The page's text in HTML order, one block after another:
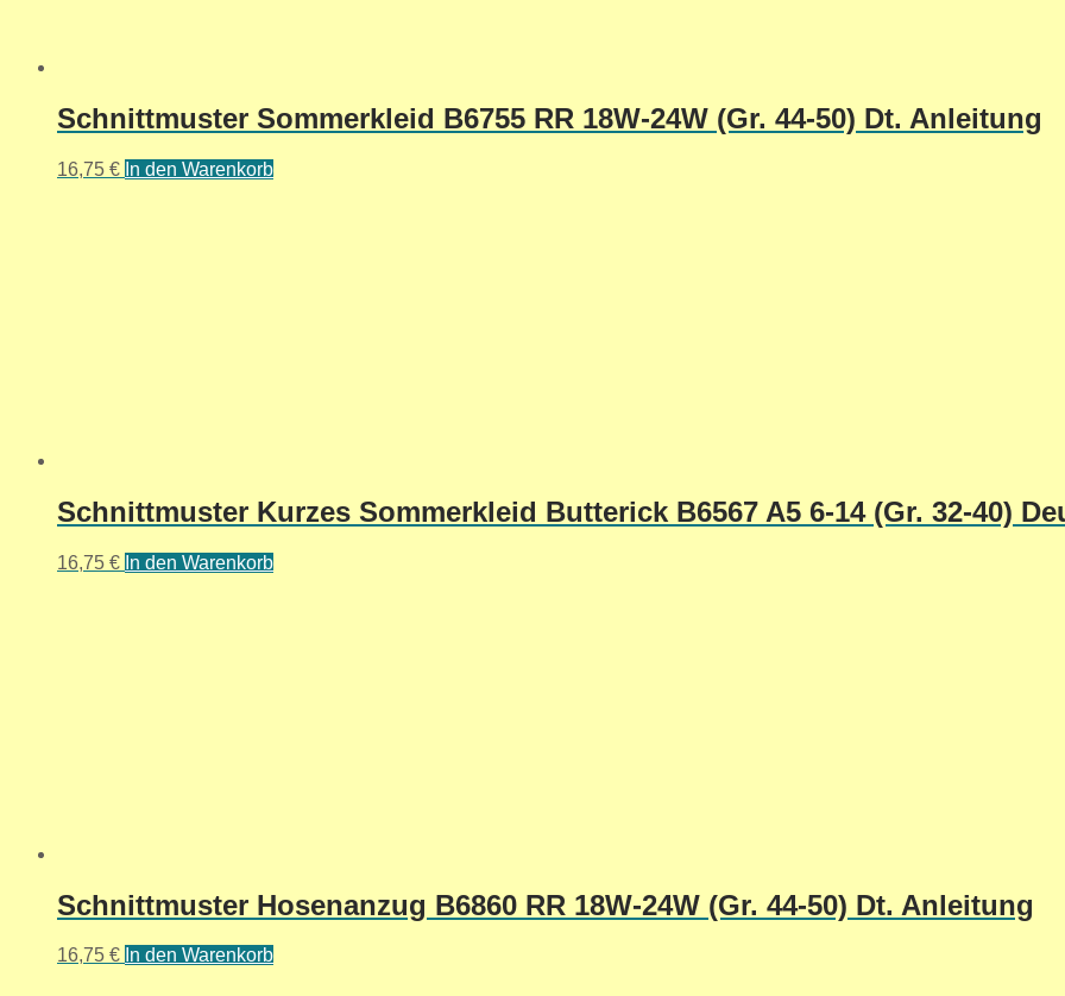
Schnittmuster Sommerkleid B6755 RR 18W-24W (Gr. 44-50) Dt. Anleitung
16,75 € In den Warenkorb
Schnittmuster Kurzes Sommerkleid Butterick B6567 A5 6-14 (Gr. 32-40)
16,75 € In den Warenkorb
Schnittmuster Hosenanzug B6860 RR 18W-24W (Gr. 44-50) Dt. Anleitung
16,75 € In den Warenkorb